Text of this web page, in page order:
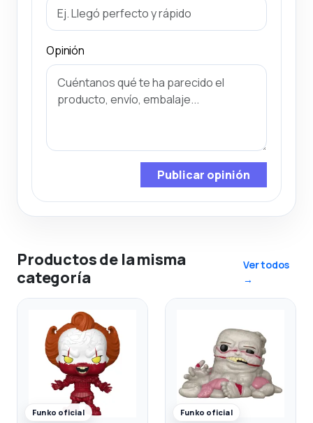
Opinión
Publicar opinión
Productos de la misma
categoría
Ver todos
→
Funko oficial Funko oficial